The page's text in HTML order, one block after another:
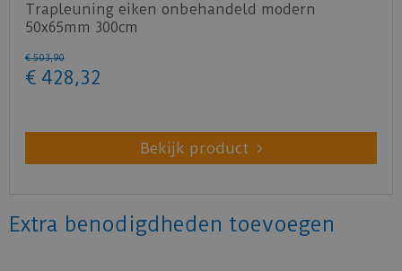
Trapleuning eiken onbehandeld modern
50x65mm 300cm
€ 503,90
€ 428,32
Bekijk product
Extra benodigdheden toevoegen